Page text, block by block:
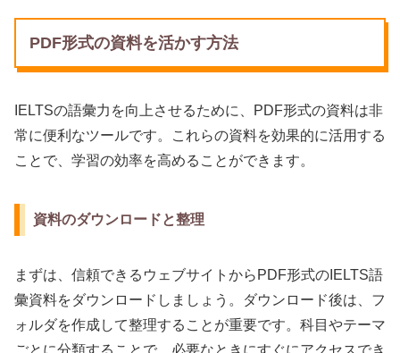
PDF形式の資料を活かす方法
IELTSの語彙力を向上させるために、PDF形式の資料は非
常に便利なツールです。これらの資料を効果的に活用する
ことで、学習の効率を高めることができます。
資料のダウンロードと整理
まずは、信頼できるウェブサイトからPDF形式のIELTS語
彙資料をダウンロードしましょう。ダウンロード後は、フ
ォルダを作成して整理することが重要です。科目やテーマ
ごとに分類することで、必要なときにすぐにアクセスでき